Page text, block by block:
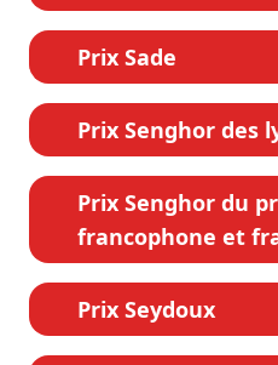
Prix Sade
Prix Senghor des
Prix Senghor du
francophone et
Prix Seydoux